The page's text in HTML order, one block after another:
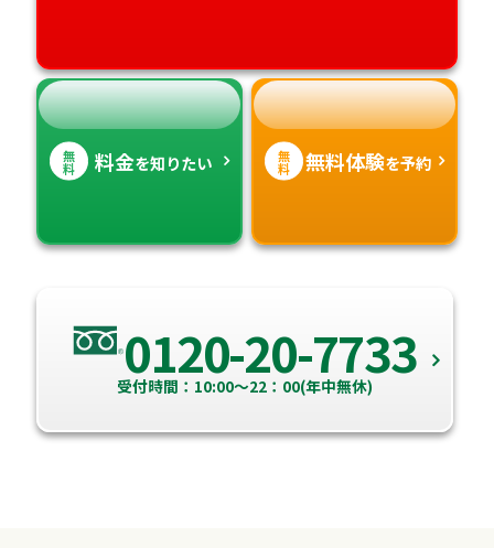
無
料 料金を知りたい 無
料 無料体験を予約
0120-20-7733
受付時間：10:00～22：00(年中無休)